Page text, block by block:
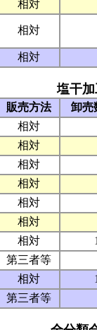
相対
相対
相対
塩干
販売方法
卸売
相対
相対
相対
相対
相対
相対
相対
第三者等
相対
第三者等